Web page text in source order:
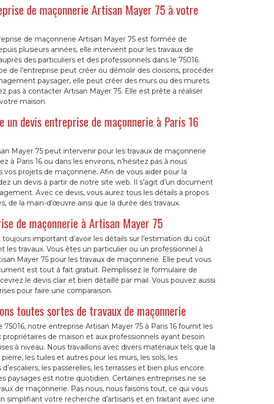
de maçonnerie Artisan Mayer 75 à votre
de maçonnerie Artisan Mayer 75 est formée de
plusieurs années, elle intervient pour les travaux de
des particuliers et des professionnels dans le 75016.
de l’entreprise peut créer ou démolir des cloisons, procéder
paysager, elle peut créer des murs ou des murets.
pas à contacter Artisan Mayer 75. Elle est prête à réaliser
maison.
un devis entreprise de maçonnerie à Paris 16
Mayer 75 peut intervenir pour les travaux de maçonnerie
à Paris 16 ou dans les environs, n’hésitez pas à nous
projets de maçonnerie. Afin de vous aider pour la
un devis à partir de notre site web. Il s’agit d’un document
Avec ce devis, vous aurez tous les détails à propos
de la main-d’œuvre ainsi que la durée des travaux.
de maçonnerie à Artisan Mayer 75
important d’avoir les détails sur l’estimation du coût
les travaux. Vous êtes un particulier ou un professionnel à
Mayer 75 pour les travaux de maçonnerie. Elle peut vous
est tout à fait gratuit. Remplissez le formulaire de
le devis clair et bien détaillé par mail. Vous pouvez aussi
pour faire une comparaison.
toutes sortes de travaux de maçonnerie
notre entreprise Artisan Mayer 75 à Paris 16 fournit les
de maison et aux professionnels ayant besoin
à niveau. Nous travaillons avec divers matériaux tels que la
les tuiles et autres pour les murs, les sols, les
les passerelles, les terrasses et bien plus encore.
paysages est notre quotidien. Certaines entreprises ne se
de maçonnerie. Pas nous, nous faisons tout, ce qui vous
simplifiant votre recherche d'artisans et en traitant avec une